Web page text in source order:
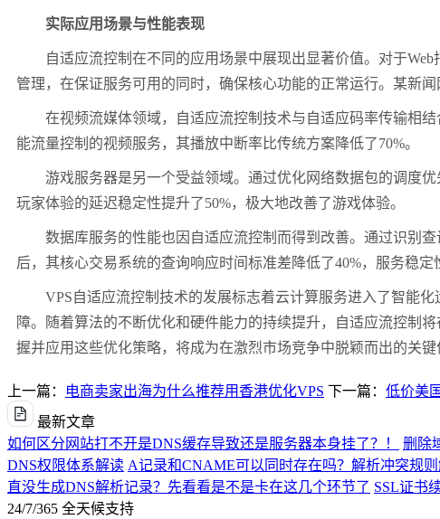
实际应用场景与性能表现
自适应流控制在不同的应用场景中展现出显著价值。对于Web
管理，在保证服务可用的同时，确保核心功能的正常运行。某新
在视频流媒体领域，自适应流控制技术与自适应码率传输相
能流量控制的视频服务，其播放中断率比传统方案降低了70%。
游戏服务器是另一个受益领域。通过优化网络数据包的调度
玩家体验的延迟稳定性提升了50%，极大地改善了游戏体验。
数据库服务的性能也因自适应流控制而得到改善。通过识别
后，其核心交易系统的查询响应时间标准差降低了40%，服务稳定
VPS自适应流控制技术的发展标志着云计算服务进入了智能
障。随着算法的不断优化和硬件能力的持续提升，自适应流控制
握并应用这些优化策略，将成为在激烈市场竞争中脱颖而出的关键
上一篇： 电商卖家出海为什么推荐用香港优化VPS 下一篇： 低价美
最新文章
如何区分网站打不开是DNS缓存导致还是服务器本身挂了？！
删除
DNS权限体系解读 A记录和CNAME可以同时存在吗？解析冲突规
直没生成DNS解析记录？先看看是不是卡在这几个环节了 SSL证书
24/7/365 全天候支持